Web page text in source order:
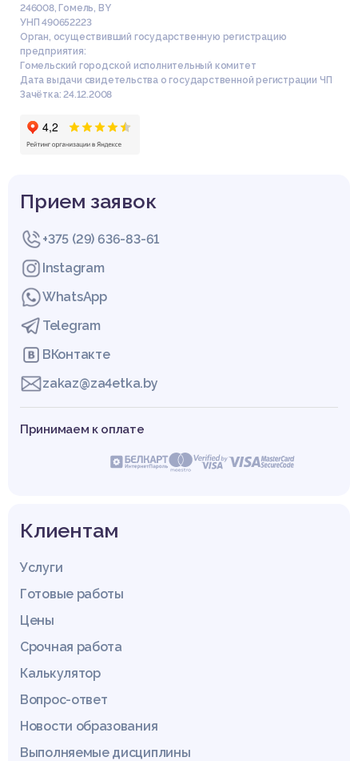
246008,Гомель BY
УНП 490652223
Орган, осуществивший государственную регистрацию
предприятия:
Гомельский городской исполнительный комитет
Дата выдачи свидетельства о государственной регистрации ЧП
Зачётка: 24.12.2008
Прием заявок
+375 (29) 636-83-61
Instagram
WhatsApp
Telegram
ВКонтакте
zakaz@za4etka.by
Принимаем к оплате
Клиентам
Услуги
Готовые работы
Цены
Срочная работа
Калькулятор
Вопрос-ответ
Новости образования
Выполняемые дисциплины